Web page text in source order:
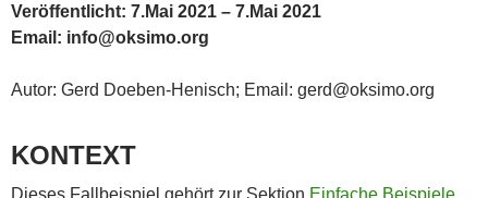
Veröffentlicht: 7.Mai 2021 – 7.Mai 2021
Email: info@oksimo.org
Autor: Gerd Doeben-Henisch; Email: gerd@oksimo.org
KONTEXT
Dieses Fallbeispiel gehört zur Sektion Einfache Beispiele